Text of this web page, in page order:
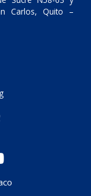
Carlos, Quito –